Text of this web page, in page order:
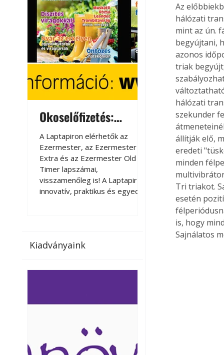
Okoselőfizetés:
Ezermester Extra
A Laptapiron elérhetők az
Ezermester, az Ezermester
Extra és az Ezermester Old
Timer lapszámai,
visszamenőleg is! A Laptapir új,
innovatív, praktikus és egyedi
az otthonában, útközben vagy
elérhetők lapszámaink. Bárhol,
Okoselőfizetés
A Laptapiron
Ezermester, az
Extra és az
Timer lapszámai,
visszamenőleg is! A
innovatív, praktikus
megoldás a
magazinok digitális
számítógépen,
vagy táblagépen.
Kiadványaink
Az
hálózati
mint az ún.
begyújtani,
azonos
triak
hálózati
szekunder
állítják elő,
eredeti
minden
Tri triakot.
esetén
is, hogy
Sajnálatos